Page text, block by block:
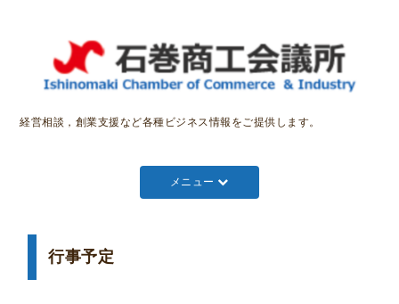
経営相談，創業支援など各種ビジネス情報をご提供します。
メニュー
行事予定